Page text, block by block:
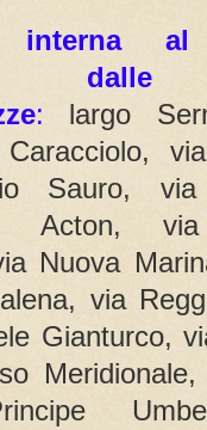
al
dalle
: largo
Sauro, via
Acton,
Nuova
via
Gianturco,